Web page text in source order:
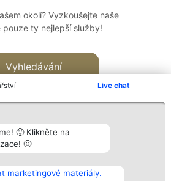
Live chat
🙂 Klikněte na
🙂
marketingové materiály.
okolí? Vyzkoušejte naše
ty nejlepší služby!
Vyhledávání
Vítězové
Seznam všech
Kontakt